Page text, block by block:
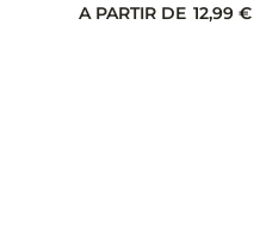
A PARTIR DE 12,99 €